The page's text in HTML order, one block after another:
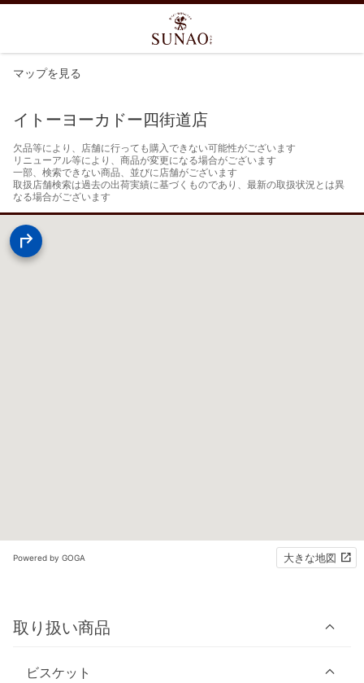
マップを見る
イトーヨーカドー四街道店
欠品等により、店舗に行っても購入できない可能性がございます
リニューアル等により、商品が変更になる場合がございます
一部、検索できない商品、並びに店舗がございます
取扱店舗検索は過去の出荷実績に基づくものであり、最新の取扱状況とは異
なる場合がございます
Powered by GOGA 大きな地図
取り扱い商品
ビスケット